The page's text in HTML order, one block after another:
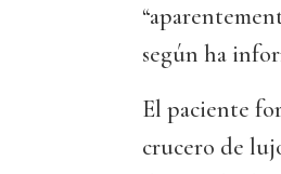
según ha
El paciente
crucero de